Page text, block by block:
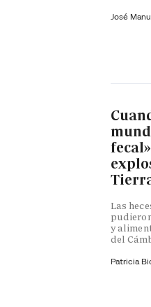
José
Las
y
del
Patricia